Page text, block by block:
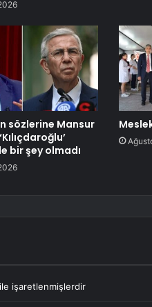
sözlerine Mansur
bir şey olmadı
ile işaretlenmişlerdir